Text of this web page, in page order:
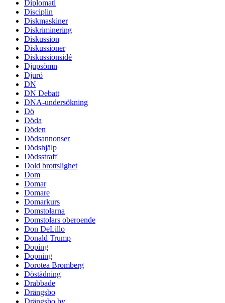
Diplomati
Disciplin
Diskmaskiner
Diskriminering
Diskussion
Diskussioner
Diskussionsidé
Djupsömn
Djurö
DN
DN Debatt
DNA-undersökning
Dö
Döda
Döden
Dödsannonser
Dödshjälp
Dödsstraff
Dold brottslighet
Dom
Domar
Domare
Domarkurs
Domstolarna
Domstolars oberoende
Don DeLillo
Donald Trump
Doping
Dopning
Dorotea Bromberg
Döstädning
Drabbade
Drängsbo
Drängsbo by